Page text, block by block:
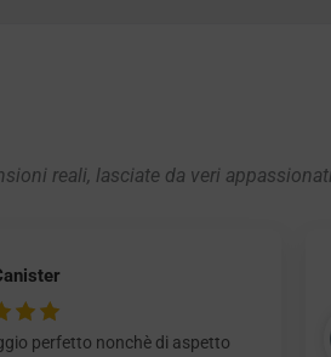
reali, lasciate da veri
perfetto nonchè di aspetto